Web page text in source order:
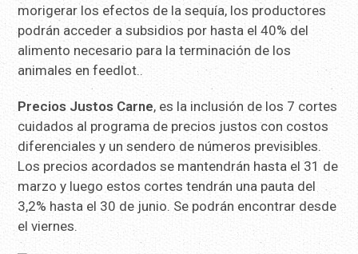
morigerar los efectos de la sequía, los productores
podrán acceder a subsidios por hasta el 40% del
alimento necesario para la terminación de los
animales en feedlot..
Precios Justos Carne, es la inclusión de los 7 cortes
cuidados al programa de precios justos con costos
diferenciales y un sendero de números previsibles.
Los precios acordados se mantendrán hasta el 31 de
marzo y luego estos cortes tendrán una pauta del
3,2% hasta el 30 de junio. Se podrán encontrar desde
el viernes.